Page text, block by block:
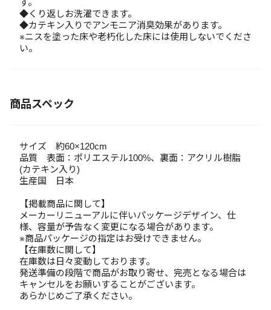
す。
◆くり返しお洗濯できます。
◆カテキン入りでアンモニア消臭効果があります。
※ニスを塗った床や老朽化した床には使用しないでくださ
い。
商品スペック
サイズ 約60×120cm
品質 表面：ポリエステル100%、裏面：アクリル樹脂
(カテキン入り)
生産国 日本
【掲載商品に関して】
メーカーリニューアルに伴いパッケージデザイン、仕
様、容量が予告なく変更になる場合があります。
※商品パッケージの指定はお受けできません。
【在庫数に関して】
在庫数は日々変動しております。
発送準備の段階で商品がお取り寄せ、完売となる場合は
キャンセルをお願いすることがございます。
あらかじめご了承ください。